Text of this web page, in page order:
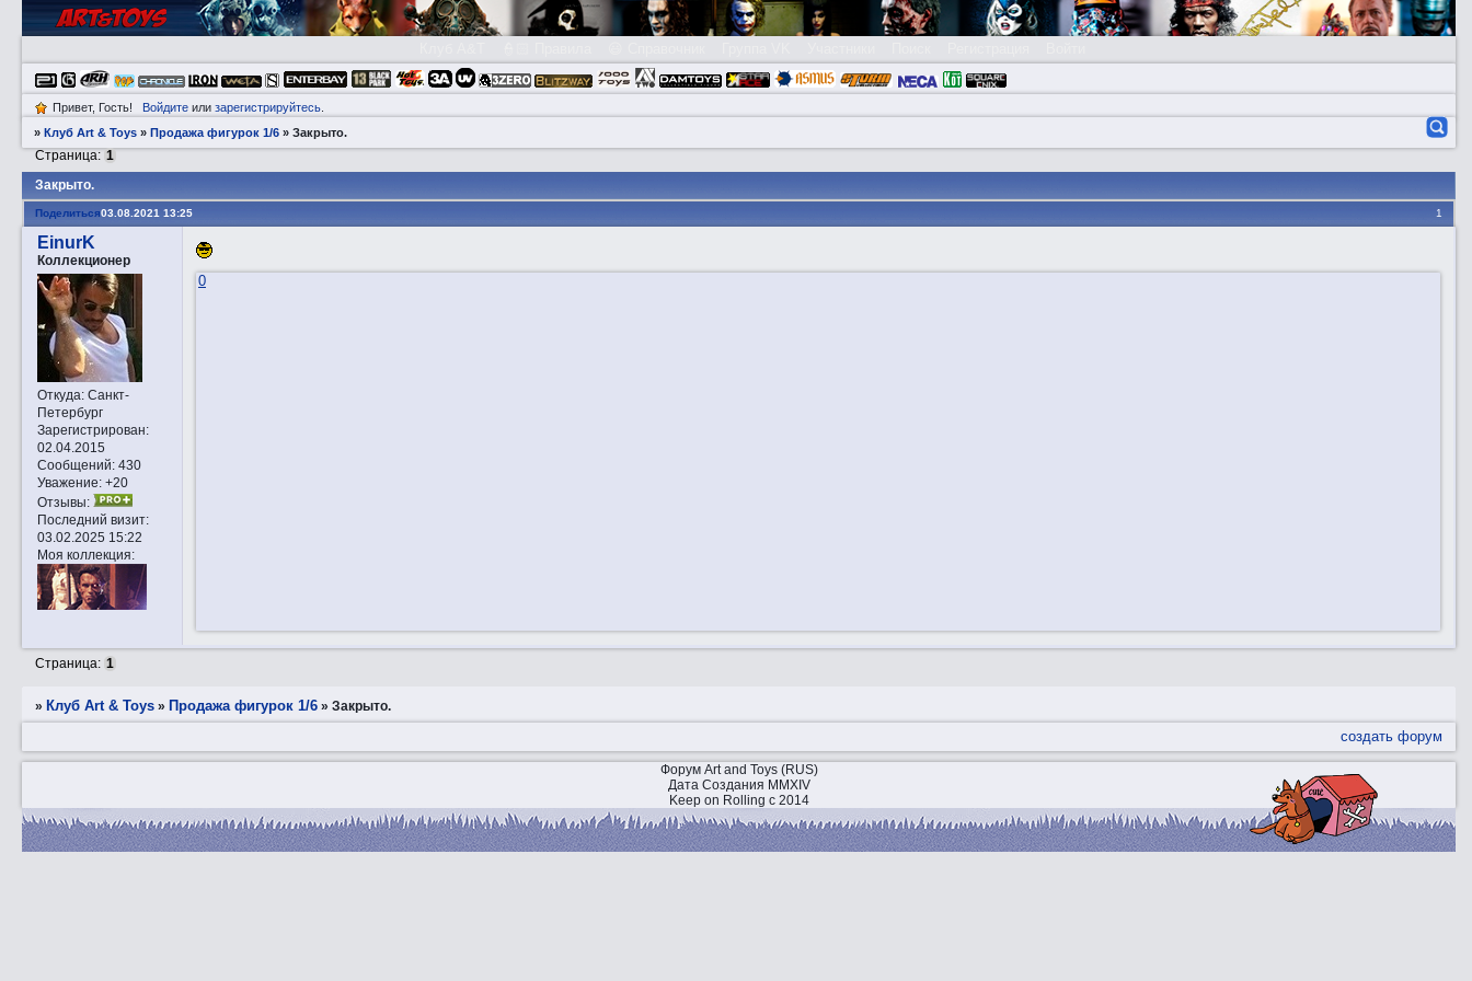
Привет, Гость! Войдитеили зарегистрируйтесь.
»Клуб Art & Toys »Продажа фигурок 1/6 »Закрытo.
Закрытo.
Страница: 1
Поделиться 1
03.08.2021 13:25
EinurK
Коллекционер
Откуда:Санкт-
Петербург
Зарегистрирован:
02.04.2015
Сообщений:430
Уважение: +20
Отзывы:
Последний визит:
03.02.2025 15:22
Моя коллекция:
0
Страница: 1
» Клуб Art & Toys » Продажа фигурок 1/6 »Закрытo.
создать форум
Форум Art and Toys (RUS)
Дата Создания MMXIV
Keep on Rolling с 2014